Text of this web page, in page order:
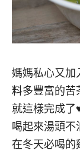
媽媽私心又加
料多豐富的苦
就這樣完成了
喝起來湯頭不
在冬天必喝的